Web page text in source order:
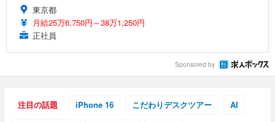
東京都
月給25万6,750円～38万1,250円
正社員
Sponsored by
注目の話題 iPhone 16 こだわりデスクツアー AI